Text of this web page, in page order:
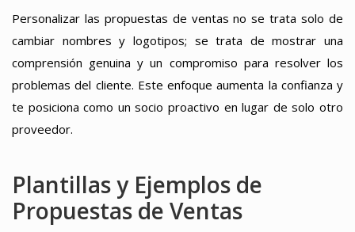
Personalizar las propuestas de ventas no se trata solo de
cambiar nombres y logotipos; se trata de mostrar una
comprensión genuina y un compromiso para resolver los
problemas del cliente. Este enfoque aumenta la confianza y
te posiciona como un socio proactivo en lugar de solo otro
proveedor.
Plantillas y Ejemplos de
Propuestas de Ventas